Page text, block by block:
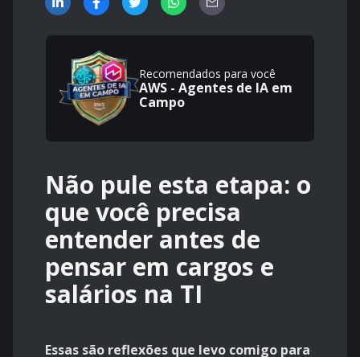
Recomendados para você
AWS - Agentes de IA em
Campo
Não pule esta etapa: o
que você precisa
entender antes de
pensar em cargos e
salários na TI
Essas são reflexões que levo comigo para